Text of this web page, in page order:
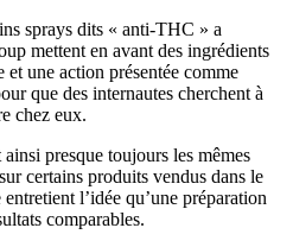
sprays dits « anti-THC » a
mettent en avant des ingrédients
une action présentée comme
que des internautes cherchent à
chez eux.
presque toujours les mêmes
certains produits vendus dans le
l’idée qu’une préparation
comparables.